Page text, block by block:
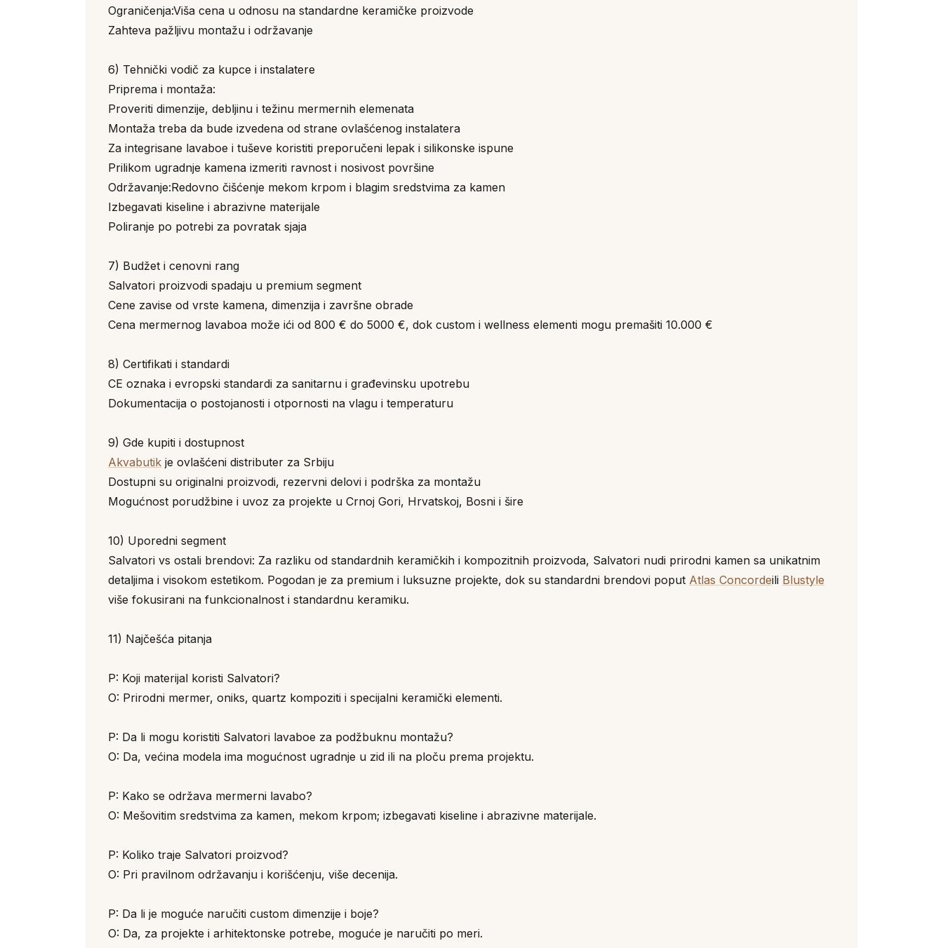
Ograničenja:Viša cena u odnosu na standardne keramičke proizvode
Zahteva pažljivu montažu i održavanje
6) Tehnički vodič za kupce i instalatere
Priprema i montaža:
Proveriti dimenzije, debljinu i težinu mermernih elemenata
Montaža treba da bude izvedena od strane ovlašćenog instalatera
Za integrisane lavaboe i tuševe koristiti preporučeni lepak i silikonske ispune
Prilikom ugradnje kamena izmeriti ravnost i nosivost površine
Održavanje:Redovno čišćenje mekom krpom i blagim sredstvima za kamen
Izbegavati kiseline i abrazivne materijale
Poliranje po potrebi za povratak sjaja
7) Budžet i cenovni rang
Salvatori proizvodi spadaju u premium segment
Cene zavise od vrste kamena, dimenzija i završne obrade
Cena mermernog lavaboa može ići od 800 € do 5000 €, dok custom i wellness elementi mogu premašiti 10.000 €
8) Certifikati i standardi
CE oznaka i evropski standardi za sanitarnu i građevinsku upotrebu
Dokumentacija o postojanosti i otpornosti na vlagu i temperaturu
9) Gde kupiti i dostupnost
Akvabutik je ovlašćeni distributer za Srbiju
Dostupni su originalni proizvodi, rezervni delovi i podrška za montažu
Mogućnost porudžbine i uvoz za projekte u Crnoj Gori, Hrvatskoj, Bosni i šire
10) Uporedni segment
Salvatori vs ostali brendovi: Za razliku od standardnih keramičkih i kompozitnih proizvoda, Salvatori nudi prirodni kamen sa unikatnim
detaljima i visokom estetikom. Pogodan je za premium i luksuzne projekte, dok su standardni brendovi poput Atlas Concordeili Blustyle
više fokusirani na funkcionalnost i standardnu keramiku.
11) Najčešća pitanja
P: Koji materijal koristi Salvatori?
O: Prirodni mermer, oniks, quartz kompoziti i specijalni keramički elementi.
P: Da li mogu koristiti Salvatori lavaboe za podžbuknu montažu?
O: Da, većina modela ima mogućnost ugradnje u zid ili na ploču prema projektu.
P: Kako se održava mermerni lavabo?
O: Mešovitim sredstvima za kamen, mekom krpom; izbegavati kiseline i abrazivne materijale.
P: Koliko traje Salvatori proizvod?
O: Pri pravilnom održavanju i korišćenju, više decenija.
P: Da li je moguće naručiti custom dimenzije i boje?
O: Da, za projekte i arhitektonske potrebe, moguće je naručiti po meri.